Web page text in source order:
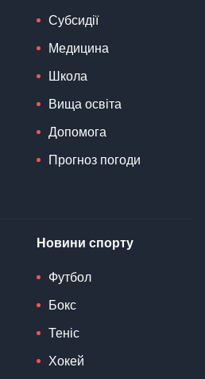
Субсидії
Медицина
Школа
Вища освіта
Допомога
Прогноз погоди
Новини спорту
Футбол
Бокс
Теніс
Хокей